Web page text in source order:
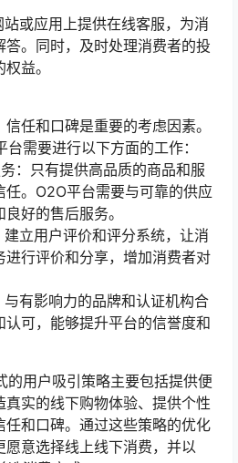
或应用上提供在线客服，为消
。同时，及时处理消费者的投
益。
任和口碑是重要的考虑因素。
需要进行以下方面的工作：
：只有提供高品质的商品和服
。O2O平台需要与可靠的供应
好的售后服务。
立用户评价和评分系统，让消
进行评价和分享，增加消费者对
有影响力的品牌和认证机构合
可，能够提升平台的信誉度和
的用户吸引策略主要包括提供便
实的线下购物体验、提供个性
任和口碑。通过这些策略的优化
意选择线上线下消费，并以